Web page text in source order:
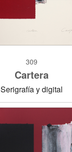
309
Cartera
Serigrafía y digital